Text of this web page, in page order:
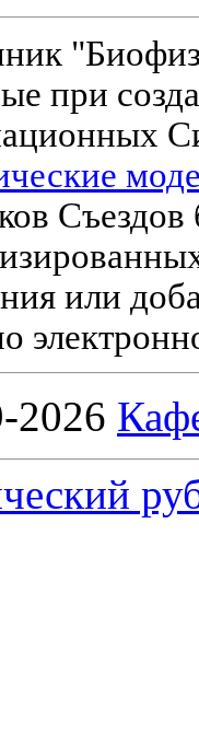
при
или
2026